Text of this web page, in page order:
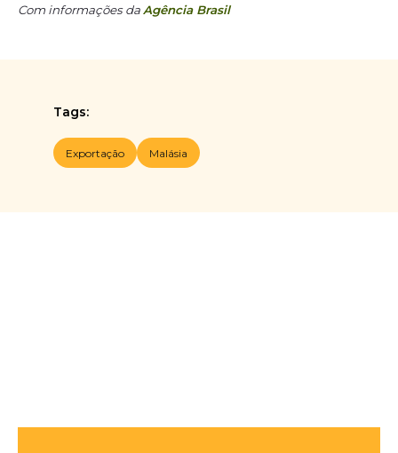
Com informações daAgência Brasil
Tags:
Exportação Malásia